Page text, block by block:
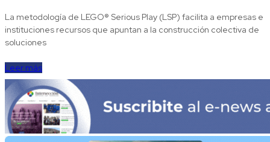
La metodología de LEGO® Serious Play (LSP) facilita a empresas e
instituciones recursos que apuntan a la construcción colectiva de
soluciones
Leer más